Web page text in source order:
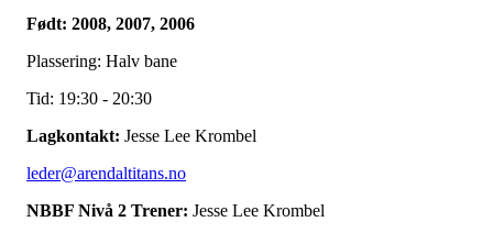
Født: 2008, 2007, 2006
Plassering: Halv bane
Tid: 19:30 - 20:30
Lagkontakt: Jesse Lee Krombel
leder@arendaltitans.no
NBBF Nivå 2 Trener: Jesse Lee Krombel